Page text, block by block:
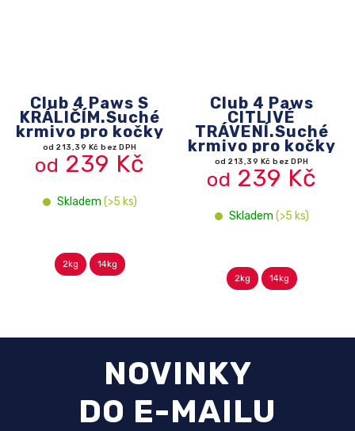
Club 4 Paws
CITLIVÉ
TRÁVENÍ.Suché
krmivo pro kočky
od 213,39 Kč bez DPH
od239 Kč
2kg
2FRIENDS
konzerva s
v omáčce pro
kočky,415g
22,32 Kč bez DPH
25 Kč
Skladem
NOVINKY
DO E-MAILU